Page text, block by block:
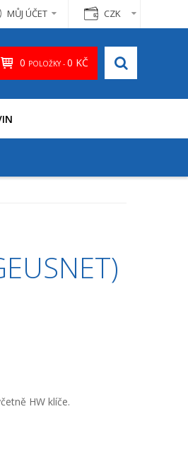
CZK
MŮJ ÚČET
0 POLOŽKY - 0 KČ
HW klíče.